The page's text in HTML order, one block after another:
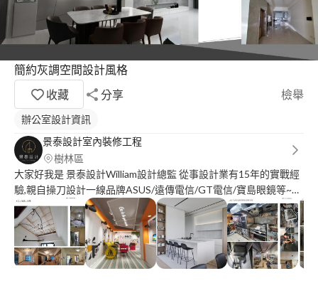
簡約灰調空間設計風格
收藏
分享 檢舉
辦公室設計資訊
景泰設計室內裝修工程
樹林區
大家好我是 景泰設計William設計總監 從事設計業有15年的實戰經
驗,親自操刀設計一線品牌ASUS/遠傳電信/GT電信/寶島眼鏡等~還
有住宅設計與施工,受業主肯定。 我們專為服務商業空間,住家設計
工程 歡迎諮詢??? 本公司有專業工程管理證照(認可證字號
40EB018596) 景泰設計室內裝修工程行jing_tai_design 網路官網.
臉書.賴官網都可找到我們 官網: https://www.jing-tai-design.com/
?溫馨提醒? 我知道在這平台太多訊息了，懇請撥一點時間了解我們